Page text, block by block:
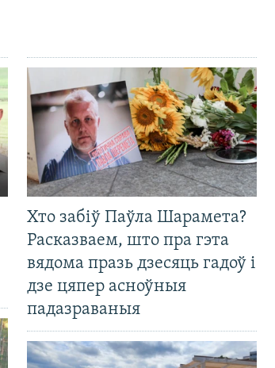
Хто забіў Паўла Шарамета?
Расказваем, што пра гэта
вядома празь дзесяць гадоў і
дзе цяпер асноўныя
падазраваныя